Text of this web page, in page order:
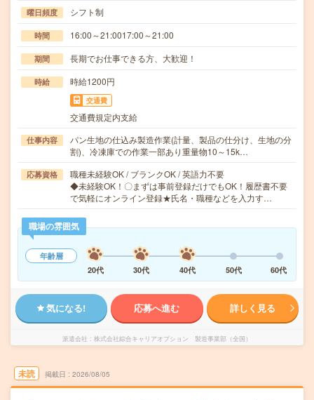
曜日頻度 シフト制
時間 16:00～21:0017:00～21:00
期間 長期でお仕事できる方、大歓迎！
時給 時給1200円
交通費
交通費規定内支給
仕事内容
パン生地の仕込み製造作業(計量、製品の仕分け、生地の分
割)、冷凍庫での作業一部あり重量物10～15k…
応募資格
職種未経験OK / ブランクOK / 英語力不要
◆未経験OK！〇まずは事前登録だけでもOK！履歴書不要
で気軽にオンライン登録★氏名・職種などを入力す…
職場の雰囲気
年齢層
20代
30代 40代 50代 60代
気になる! 応募へ進む 詳しく見る
派遣会社 株式会社綜合キャリアオプション 製造事業部（全国）
未読 掲載日 2026/08/05